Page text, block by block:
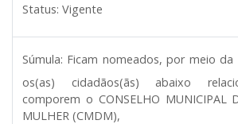
Status: Vigente
Súmula: Ficam nomeados, por meio da
os(as) cidadãos(ãs) abaixo
comporem o CONSELHO MUNICIPAL
MULHER (CMDM),